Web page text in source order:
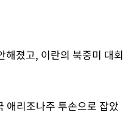
해졌고, 이란의 북중미 대회
애리조나주 투손으로 잡았